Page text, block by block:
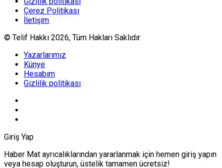
Çerez Politikası
İletişim
© Telif Hakkı 2026, Tüm Hakları Saklıdır
Yazarlarımız
Künye
Hesabım
Gizlilik politikası
Giriş Yap
Haber Mat ayrıcalıklarından yararlanmak için hemen giriş yapın
veya hesap oluşturun, üstelik tamamen ücretsiz!